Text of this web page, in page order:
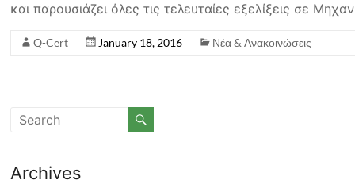
και παρουσιάζει όλες τις τελευταίες εξελίξεις σε
Q-Cert January 18, 2016 Νέα & Ανακοινώσεις
Archives